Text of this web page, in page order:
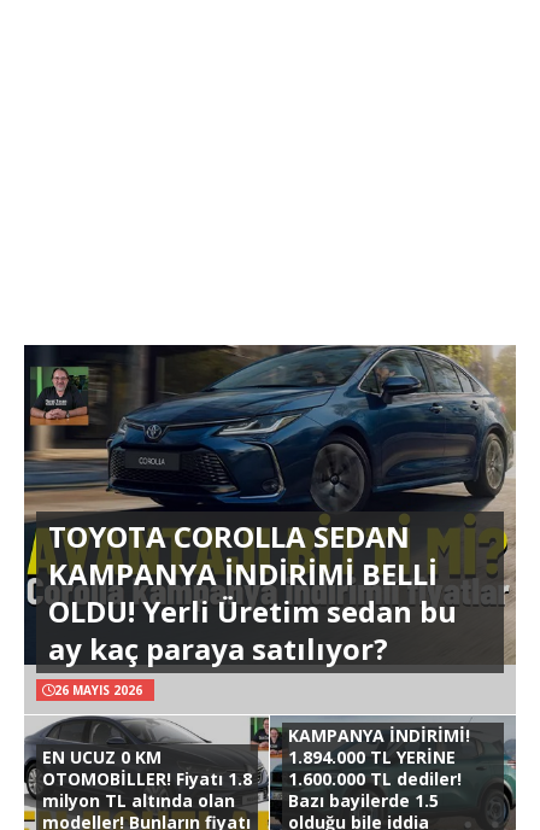
TOYOTA COROLLA SEDAN
KAMPANYA İNDİRİMİ BELLİ
OLDU! Yerli Üretim sedan bu
ay kaç paraya satılıyor?
26 MAYIS 2026
EN UCUZ 0 KM
OTOMOBİLLER! Fiyatı 1.8
milyon TL altında olan
modeller! Bunların fiyatı
KAMPANYA İNDİRİMİ!
1.894.000 TL YERİNE
1.600.000 TL dediler!
Bazı bayilerde 1.5
olduğu bile iddia